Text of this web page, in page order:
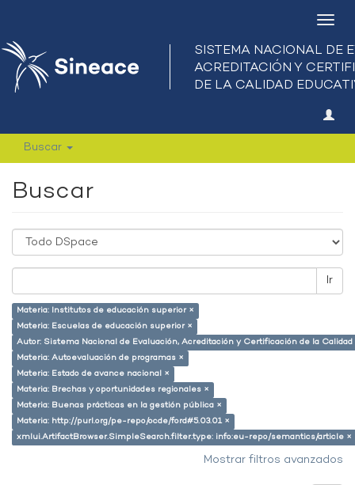
Buscar
Buscar
Ir
Materia: Institutos de educación superior ×
Materia: Escuelas de educación superior ×
Autor: Sistema Nacional de Evaluación, Acreditación y Certificación de la
Materia: Autoevaluación de programas ×
Materia: Estado de avance nacional ×
Materia: Brechas y oportunidades regionales ×
Materia: Buenas prácticas en la gestión pública ×
Materia: http://purl.org/pe-repo/ocde/ford#5.03.01 ×
xmlui.ArtifactBrowser.SimpleSearch.filter.type: info:eu-repo/semantics/article ×
Mostrar filtros avanzados